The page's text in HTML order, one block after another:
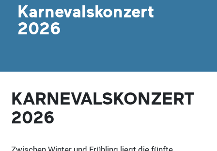
Karnevalskonzert
2026
KARNEVALSKONZERT
2026